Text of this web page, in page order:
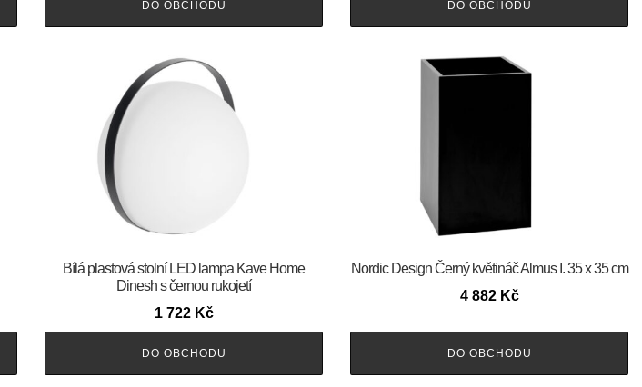
DO OBCHODU DO OBCHODU
Bílá plastová stolní LED lampa Kave Home
Dinesh s černou rukojetí
1 722 Kč
DO OBCHODU
Nordic Design Černý květináč Almus I. 35 x 35 cm
4 882 Kč
DO OBCHODU